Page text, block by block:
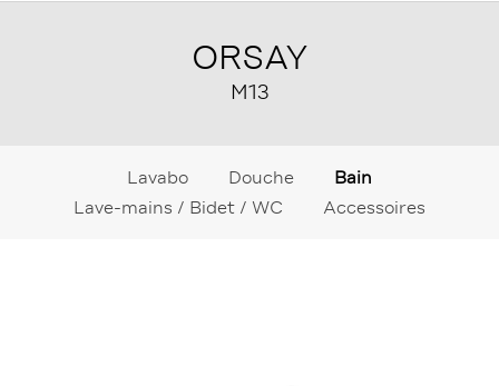
ORSAY
M13
Lavabo Douche
Bain
Lave-mains / Bidet / WC
Accessoires